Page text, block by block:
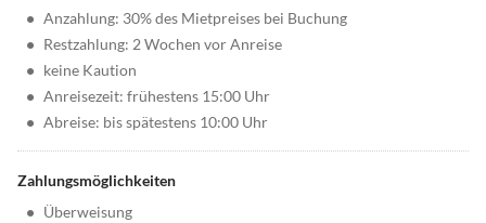
• Anzahlung: 30% des Mietpreises bei Buchung
• Restzahlung: 2 Wochen vor Anreise
• keine Kaution
• Anreisezeit: frühestens 15:00 Uhr
• Abreise: bis spätestens 10:00 Uhr
Zahlungsmöglichkeiten
• Überweisung